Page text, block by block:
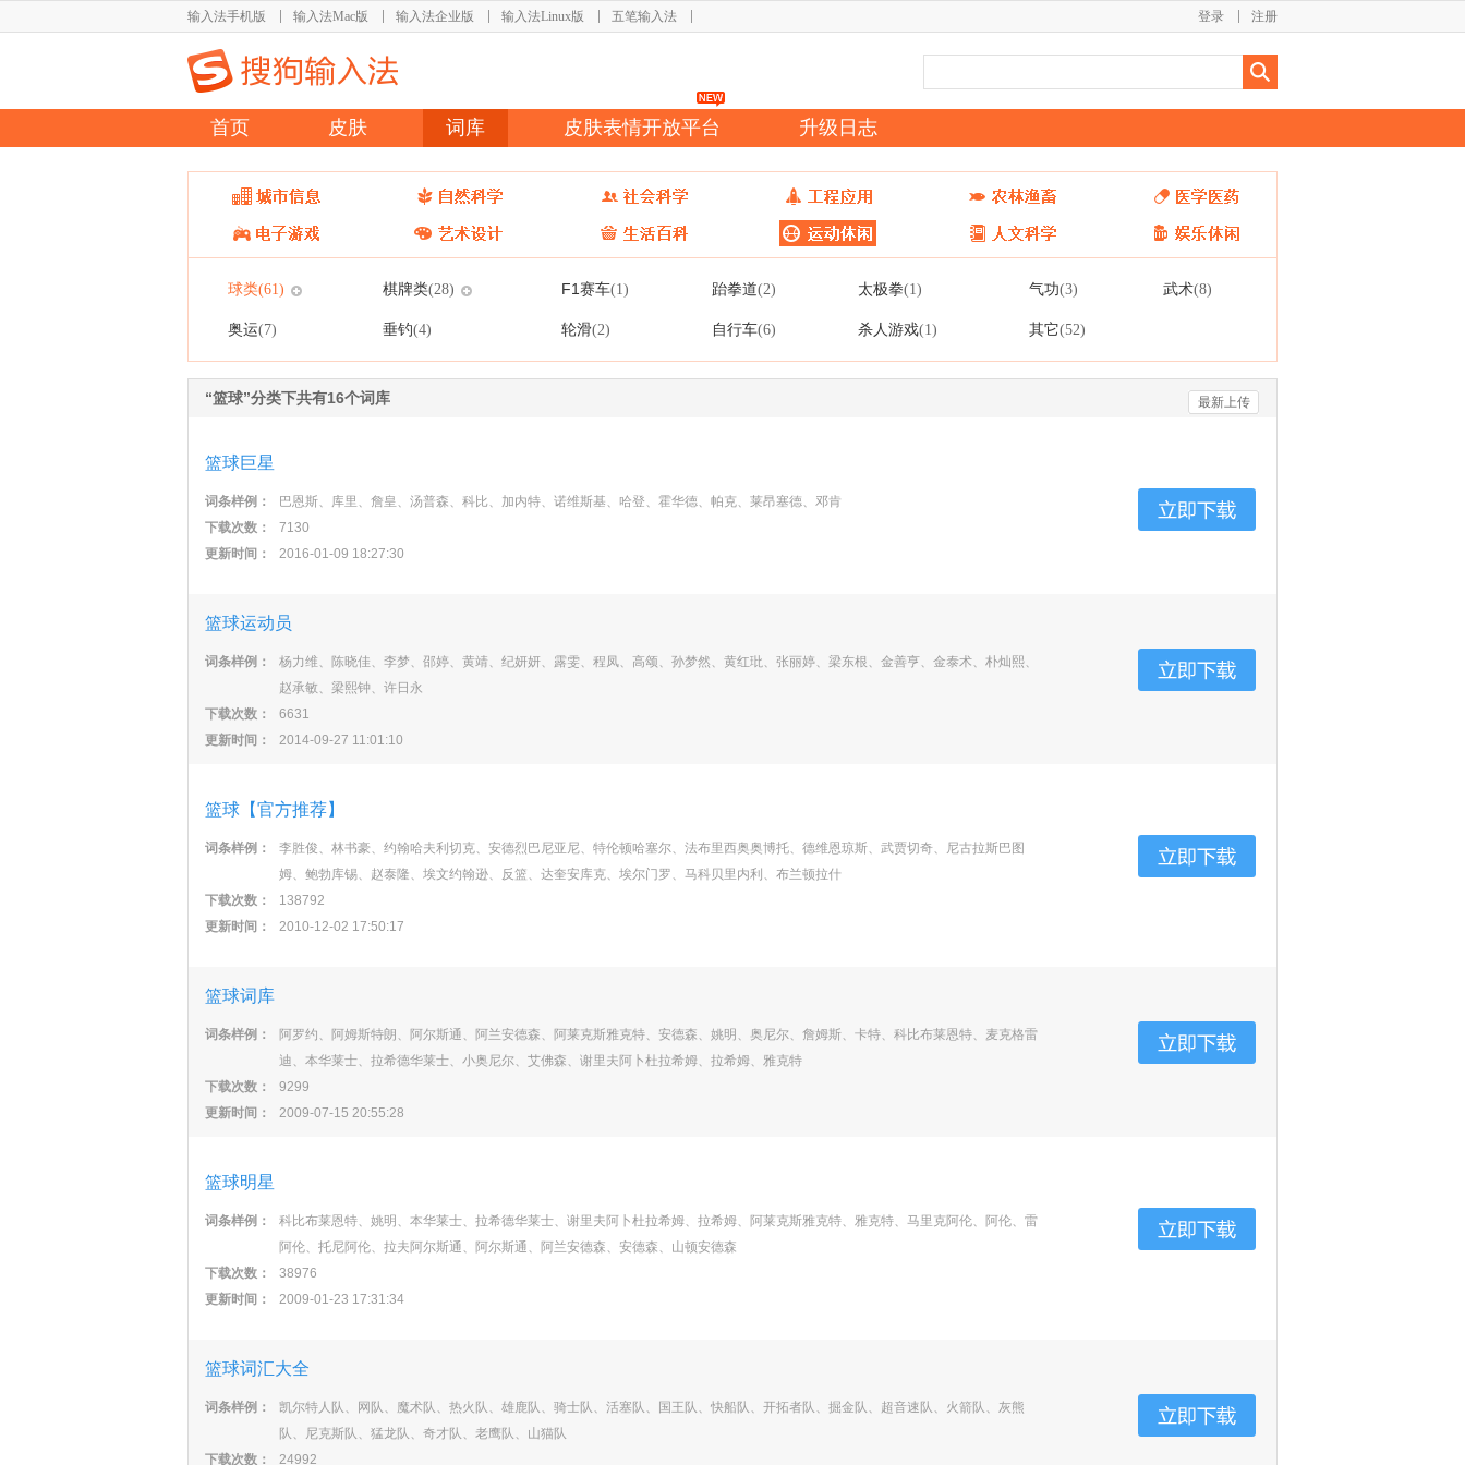
输入法手机版 输入法Mac版 输入法企业版 输入法Linux版 五笔输入法 注册
登录
首页 皮肤 词库 皮肤表情开放平台 升级日志
球类(61) 棋牌类(28) F1赛车(1) 跆拳道(2) 太极拳(1) 气功(3) 武术(8)
奥运(7) 垂钓(4) 轮滑(2) 自行车(6) 杀人游戏(1) 其它(52)
“篮球”分类下共有16个词库 最新上传
篮球巨星
词条样例：
巴恩斯、库里、詹皇、汤普森、科比、加内特、诺维斯基、哈登、霍华德、帕克、莱昂塞德、邓肯
下载次数：
7130
更新时间：
2016-01-09 18:27:30
篮球运动员
词条样例：
杨力维、陈晓佳、李梦、邵婷、黄靖、纪妍妍、露雯、程凤、高颂、孙梦然、黄红玭、张丽婷、梁东根、金善亨、金泰术、朴灿熙、
赵承敏、梁熙钟、许日永
下载次数：
6631
更新时间：
2014-09-27 11:01:10
篮球【官方推荐】
词条样例：
李胜俊、林书豪、约翰哈夫利切克、安德烈巴尼亚尼、特伦顿哈塞尔、法布里西奥奥博托、德维恩琼斯、武贾切奇、尼古拉斯巴图
姆、鲍勃库锡、赵泰隆、埃文约翰逊、反篮、达奎安库克、埃尔门罗、马科贝里内利、布兰顿拉什
下载次数：
138792
更新时间：
2010-12-02 17:50:17
篮球词库
词条样例：
阿罗约、阿姆斯特朗、阿尔斯通、阿兰安德森、阿莱克斯雅克特、安德森、姚明、奥尼尔、詹姆斯、卡特、科比布莱恩特、麦克格雷
迪、本华莱士、拉希德华莱士、小奥尼尔、艾佛森、谢里夫阿卜杜拉希姆、拉希姆、雅克特
下载次数：
9299
更新时间：
2009-07-15 20:55:28
篮球明星
词条样例：
科比布莱恩特、姚明、本华莱士、拉希德华莱士、谢里夫阿卜杜拉希姆、拉希姆、阿莱克斯雅克特、雅克特、马里克阿伦、阿伦、雷
阿伦、托尼阿伦、拉夫阿尔斯通、阿尔斯通、阿兰安德森、安德森、山顿安德森
下载次数：
38976
更新时间：
2009-01-23 17:31:34
篮球词汇大全
词条样例：
凯尔特人队、网队、魔术队、热火队、雄鹿队、骑士队、活塞队、国王队、快船队、开拓者队、掘金队、超音速队、火箭队、灰熊
队、尼克斯队、猛龙队、奇才队、老鹰队、山猫队
下载次数：
24992